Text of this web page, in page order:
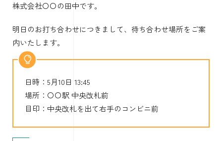
株式会社〇〇の田中です。
明日のお打ち合わせにつきまして、待ち合わせ場所をご案
内いたします。
日時：5月10日 13:45
場所：〇〇駅 中央改札前
目印：中央改札を出て右手のコンビニ前